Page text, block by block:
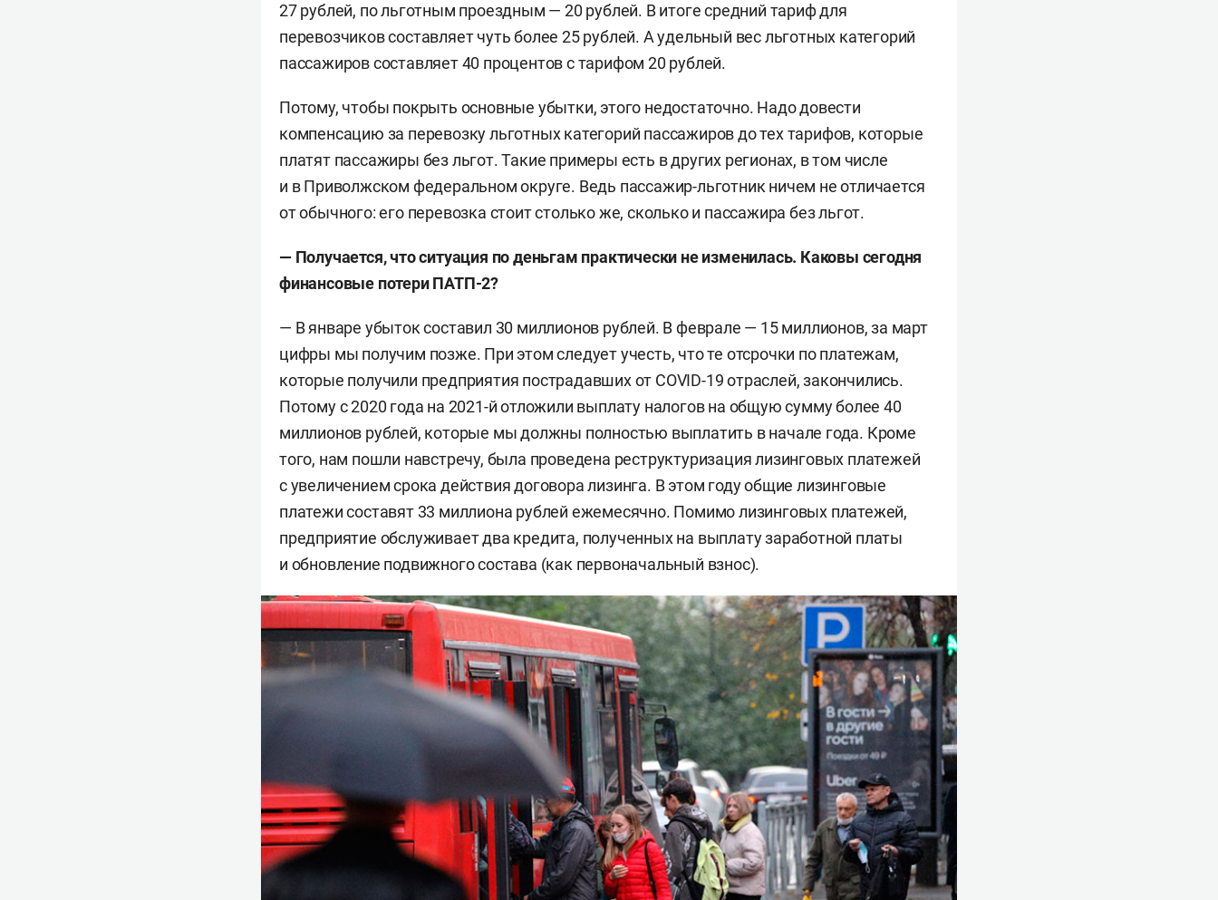
27 рублей, по льготным проездным — 20 рублей. В итоге средний тариф для
перевозчиков составляет чуть более 25 рублей. А удельный вес льготных категорий
пассажиров составляет 40 процентов с тарифом 20 рублей.
Потому, чтобы покрыть основные убытки, этого недостаточно. Надо довести
компенсацию за перевозку льготных категорий пассажиров до тех тарифов, которые
платят пассажиры без льгот. Такие примеры есть в других регионах, в том числе
и в Приволжском федеральном округе. Ведь пассажир-льготник ничем не отличается
от обычного: его перевозка стоит столько же, сколько и пассажира без льгот.
— Получается, что ситуация по деньгам практически не изменилась. Каковы сегодня
финансовые потери ПАТП-2?
— В январе убыток составил 30 миллионов рублей. В феврале — 15 миллионов, за март
цифры мы получим позже. При этом следует учесть, что те отсрочки по платежам,
которые получили предприятия пострадавших от COVID-19 отраслей, закончились.
Потому с 2020 года на 2021-й отложили выплату налогов на общую сумму более 40
миллионов рублей, которые мы должны полностью выплатить в начале года. Кроме
того, нам пошли навстречу, была проведена реструктуризация лизинговых платежей
с увеличением срока действия договора лизинга. В этом году общие лизинговые
платежи составят 33 миллиона рублей ежемесячно. Помимо лизинговых платежей,
предприятие обслуживает два кредита, полученных на выплату заработной платы
и обновление подвижного состава (как первоначальный взнос).